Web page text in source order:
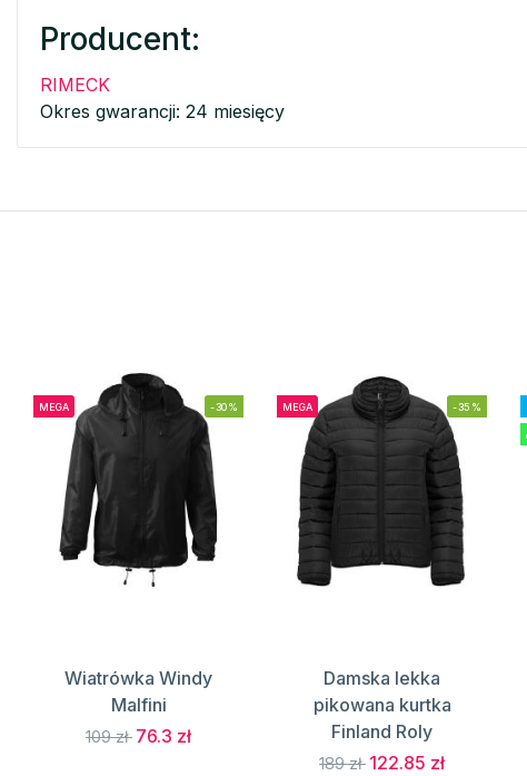
Producent:
RIMECK
Okres gwarancji: 24 miesięcy
MEGA -30%
Wiatrówka Windy
Malfini
109 zł 76.3 zł
MEGA -35%
Damska lekka
pikowana kurtka
Finland Roly
189 zł 122.85 zł